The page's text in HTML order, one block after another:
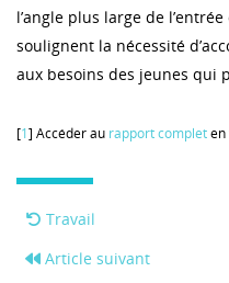
l’angle plus large de
soulignent la nécessité
aux besoins des jeunes qui
[1] Accéder au rapport completen
Travail
Article suivant